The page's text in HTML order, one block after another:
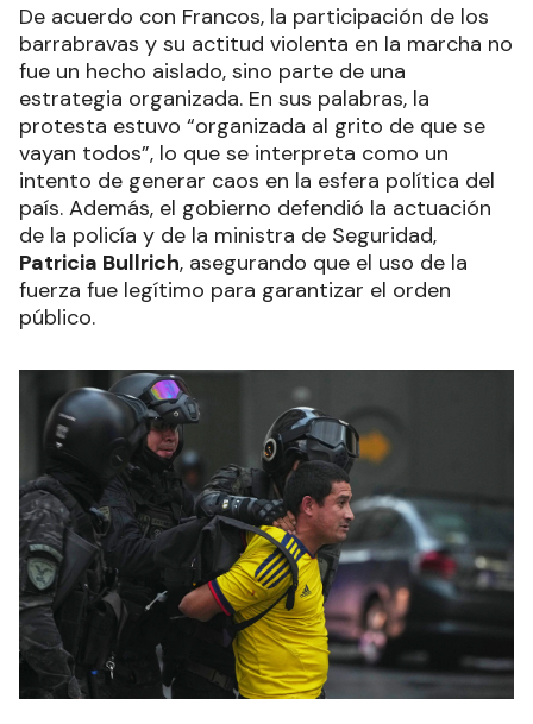
De acuerdo con Francos, la participación de los
barrabravas y su actitud violenta en la marcha no
fue un hecho aislado, sino parte de una
estrategia organizada. En sus palabras, la
protesta estuvo “organizada al grito de que se
vayan todos”, lo que se interpreta como un
intento de generar caos en la esfera política del
país. Además, el gobierno defendió la actuación
de la policía y de la ministra de Seguridad,
Patricia Bullrich, asegurando que el uso de la
fuerza fue legítimo para garantizar el orden
público.